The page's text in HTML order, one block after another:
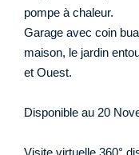
pompe à chaleur.
Garage avec coin
maison, le jardin
et Ouest.
Disponible au 20
Visite virtuelle 360°